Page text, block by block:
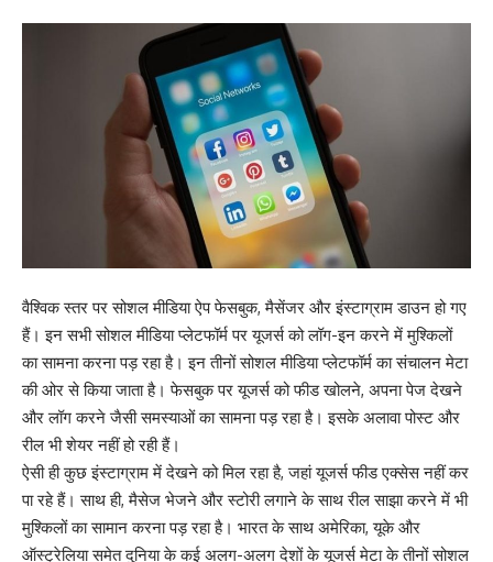
वैश्विक स्तर पर सोशल मीडिया ऐप फेसबुक, मैसेंजर और इंस्टाग्राम डाउन हो गए
हैं। इन सभी सोशल मीडिया प्लेटफॉर्म पर यूजर्स को लॉग-इन करने में मुश्किलों
का सामना करना पड़ रहा है। इन तीनों सोशल मीडिया प्लेटफॉर्म का संचालन मेटा
की ओर से किया जाता है। फेसबुक पर यूजर्स को फीड खोलने, अपना पेज देखने
और लॉग करने जैसी समस्याओं का सामना पड़ रहा है। इसके अलावा पोस्ट और
रील भी शेयर नहीं हो रही हैं।
ऐसी ही कुछ इंस्टाग्राम में देखने को मिल रहा है, जहां यूजर्स फीड एक्सेस नहीं कर
पा रहे हैं। साथ ही, मैसेज भेजने और स्टोरी लगाने के साथ रील साझा करने में भी
मुश्किलों का सामान करना पड़ रहा है। भारत के साथ अमेरिका, यूके और
ऑस्ट्रेलिया समेत दुनिया के कई अलग-अलग देशों के यूजर्स मेटा के तीनों सोशल